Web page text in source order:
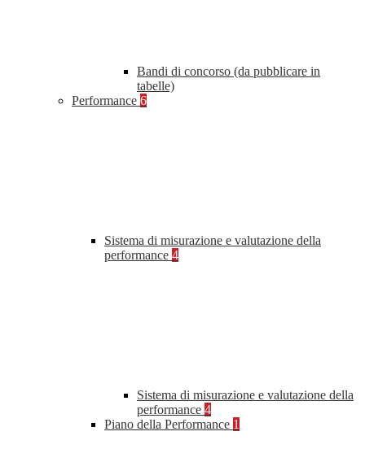
Bandi di concorso (da pubblicare in
tabelle)
Performance 6
Sistema di misurazione e valutazione della
performance 4
Sistema di misurazione e valutazione della
performance 4
Piano della Performance 1